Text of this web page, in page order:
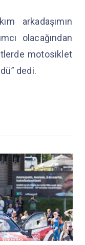
arkadaşımın
olacağından
motosiklet
dedi.